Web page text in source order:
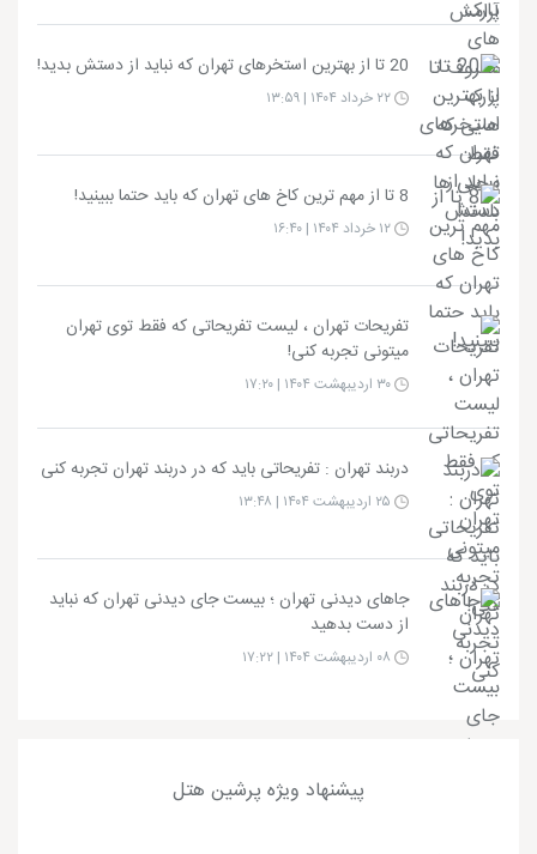
20 تا از بهترین استخرهای تهران که نباید از دستش بدید!
8 تا از مهم ترین کاخ های تهران که باید حتما ببینید!
تفریحات تهران ، لیست تفریحاتی که فقط توی تهران
میتونی تجربه کنی!
دربند تهران : تفریحاتی باید که در دربند تهران تجربه کنی
جاهای دیدنی تهران ؛ بیست جای دیدنی تهران که نباید
از دست بدهید
پیشنهاد ویژه پرشین هتل